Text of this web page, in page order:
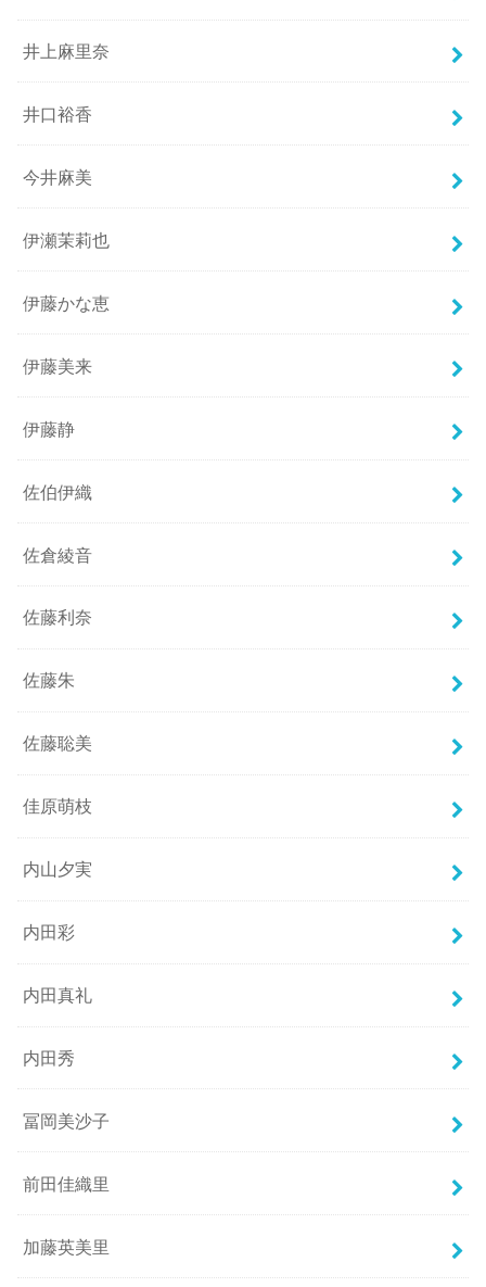
井上麻里奈
井口裕香
今井麻美
伊瀬茉莉也
伊藤かな恵
伊藤美来
伊藤静
佐伯伊織
佐倉綾音
佐藤利奈
佐藤朱
佐藤聡美
佳原萌枝
内山夕実
内田彩
内田真礼
内田秀
冨岡美沙子
前田佳織里
加藤英美里